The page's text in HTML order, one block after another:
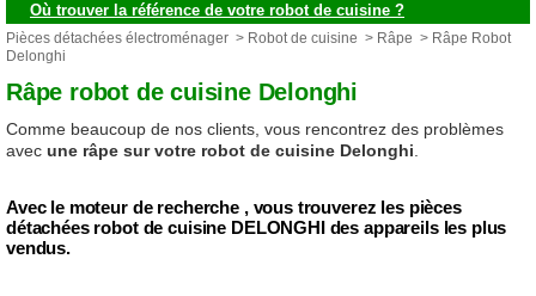
Où trouver la référence de votre robot de cuisine ?
Pièces détachées électroménager > Robot de cuisine > Râpe > Râpe Robot
Delonghi
Râpe robot de cuisine Delonghi
Comme beaucoup de nos clients, vous rencontrez des problèmes
avec une râpe sur votre robot de cuisine Delonghi
Avec le moteur de recherche , vous trouverez les pièces
détachées robot de cuisine DELONGHI des appareils les plus
vendus.